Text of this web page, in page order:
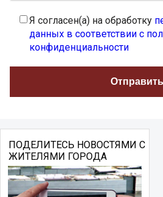
Я согласен(а) на обработку
данных в соответствии с
конфиденциальности
ПОДЕЛИТЕСЬ НОВОСТЯМИ С
ЖИТЕЛЯМИ ГОРОДА